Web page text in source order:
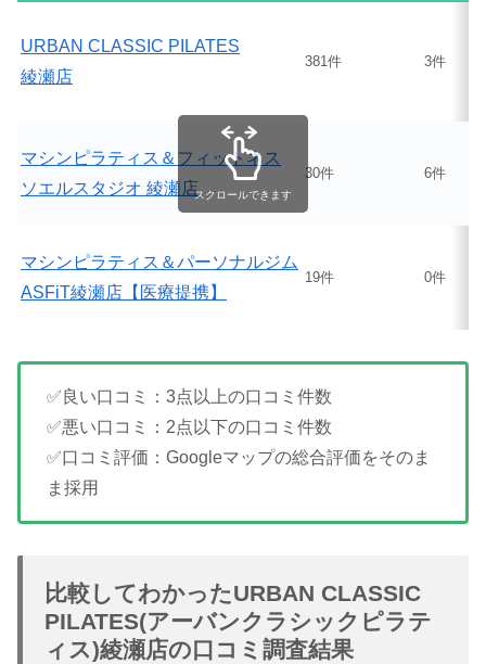
URBAN CLASSIC PILATES
綾瀬店
381件 3件
マシンピラティス＆フィットネス
ソエルスタジオ 綾瀬店
30件 6件
マシンピラティス＆パーソナルジム
ASFiT綾瀬店【医療提携】
19件 0件
スクロールできます
✅良い口コミ：3点以上の口コミ件数
✅悪い口コミ：2点以下の口コミ件数
✅口コミ評価：Googleマップの総合評価をそのま
ま採用
比較してわかったURBAN CLASSIC
PILATES(アーバンクラシックピラテ
ィス)綾瀬店の口コミ調査結果